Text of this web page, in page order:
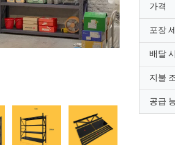
가격
포장
배달
지불
공급